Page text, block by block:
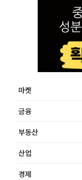
마켓
금융
부동산
산업
경제